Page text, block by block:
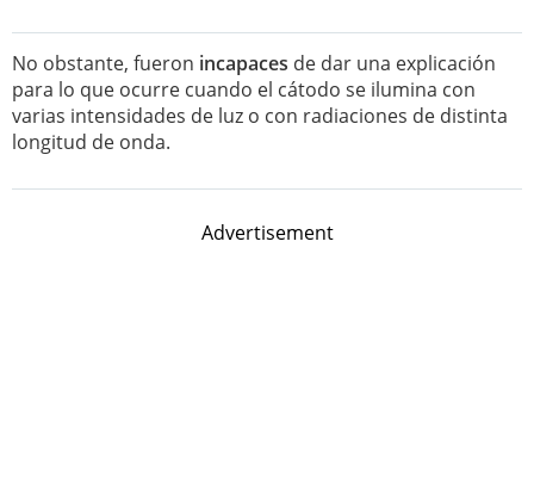
No obstante, fueron incapaces de dar una explicación
para lo que ocurre cuando el cátodo se ilumina con
varias intensidades de luz o con radiaciones de distinta
longitud de onda.
Advertisement